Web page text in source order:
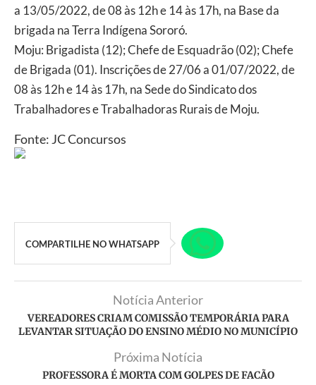
a 13/05/2022, de 08 às 12h e 14 às 17h, na Base da
brigada na Terra Indígena Sororó.
Moju: Brigadista (12); Chefe de Esquadrão (02); Chefe
de Brigada (01). Inscrições de 27/06 a 01/07/2022, de
08 às 12h e 14 às 17h, na Sede do Sindicato dos
Trabalhadores e Trabalhadoras Rurais de Moju.
Fonte: JC Concursos
COMPARTILHE NO WHATSAPP
Notícia Anterior
VEREADORES CRIAM COMISSÃO TEMPORÁRIA PARA
LEVANTAR SITUAÇÃO DO ENSINO MÉDIO NO MUNICÍPIO
Próxima Notícia
PROFESSORA É MORTA COM GOLPES DE FACÃO